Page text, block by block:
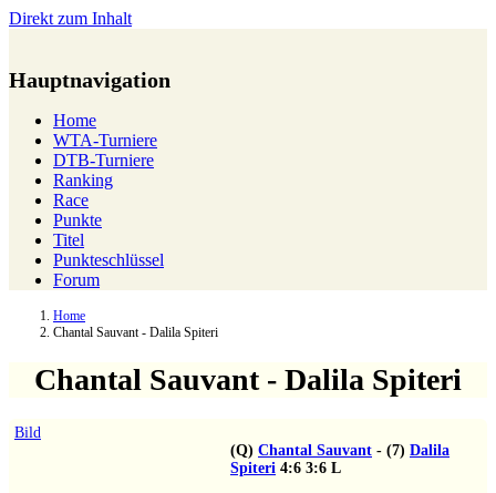
Direkt zum Inhalt
Hauptnavigation
Home
WTA-Turniere
DTB-Turniere
Ranking
Race
Punkte
Titel
Punkteschlüssel
Forum
Home
Chantal Sauvant - Dalila Spiteri
Chantal Sauvant - Dalila Spiteri
Bild
(Q) Chantal Sauvant - (7) Dalila
Spiteri 4:6 3:6 L